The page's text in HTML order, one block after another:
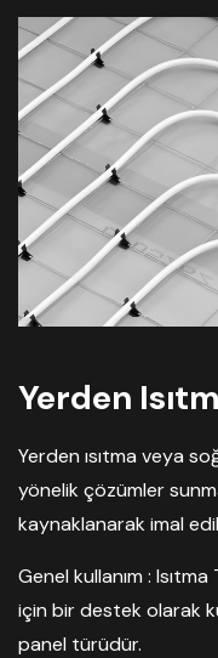
Yerden
Yerden ısıtma veya
yönelik çözümler
kaynaklanarak imal
Genel kullanım :
için bir destek olarak
panel türüdür.